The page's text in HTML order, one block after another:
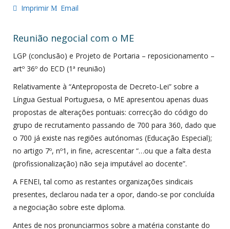
Imprimir Email
Reunião negocial com o ME
LGP (conclusão) e Projeto de Portaria – reposicionamento –
artº 36º do ECD (1ª reunião)
Relativamente à “Anteproposta de Decreto-Lei” sobre a
Língua Gestual Portuguesa, o ME apresentou apenas duas
propostas de alterações pontuais: correcção do código do
grupo de recrutamento passando de 700 para 360, dado que
o 700 já existe nas regiões autónomas (Educação Especial);
no artigo 7º, nº1, in fine, acrescentar “…ou que a falta desta
(profissionalização) não seja imputável ao docente”.
A FENEI, tal como as restantes organizações sindicais
presentes, declarou nada ter a opor, dando-se por concluída
a negociação sobre este diploma.
Antes de nos pronunciarmos sobre a matéria constante do